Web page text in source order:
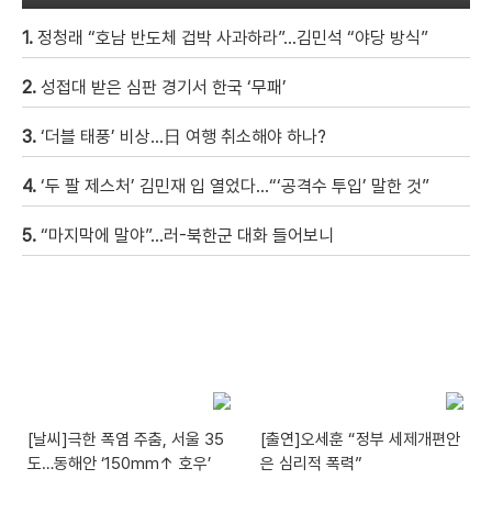
1. 정청래 “호남 반도체 겁박 사과하라”…김민석 “야당 방식”
2. 성접대 받은 심판 경기서 한국 ‘무패’
3. ‘더블 태풍’ 비상…日 여행 취소해야 하나?
4. ‘두 팔 제스처’ 김민재 입 열었다…“‘공격수 투입’ 말한 것”
5. “마지막에 말야”…러-북한군 대화 들어보니
[날씨]극한 폭염 주춤, 서울 35
도…동해안 ‘150mm↑ 호우’
[출연]오세훈 “정부 세제개편안
은 심리적 폭력”